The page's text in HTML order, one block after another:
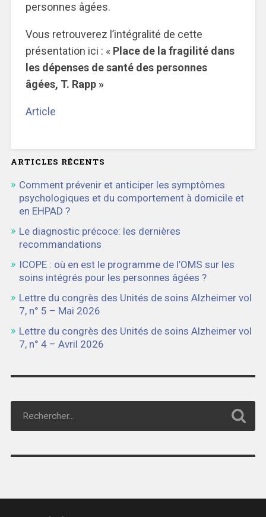
personnes âgées.
Vous retrouverez l’intégralité de cette
présentation ici : « Place de la fragilité dans
les dépenses de santé des personnes
âgées, T. Rapp »
Article
ARTICLES RÉCENTS
Comment prévenir et anticiper les symptômes
psychologiques et du comportement à domicile et
en EHPAD ?
Le diagnostic précoce: les dernières
recommandations
ICOPE : où en est le programme de l’OMS sur les
soins intégrés pour les personnes âgées ?
Lettre du congrès des Unités de soins Alzheimer vol
7, n° 5 – Mai 2026
Lettre du congrès des Unités de soins Alzheimer vol
7, n° 4 – Avril 2026